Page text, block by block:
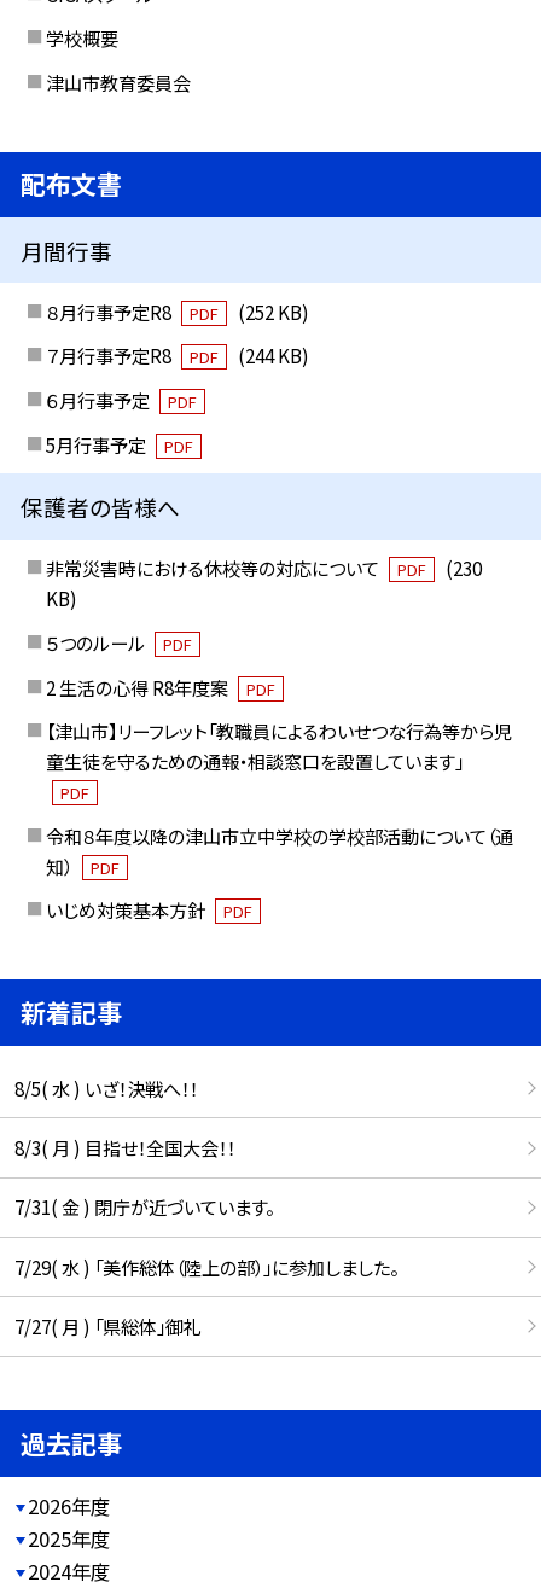
学校概要
津山市教育委員会
配布文書
月間行事
８月行事予定R8 PDF
(252 KB)
７月行事予定R8
PDF
(244 KB)
６月行事予定
PDF
5月行事予定 PDF
保護者の皆様へ
非常災害時における休校等の対応について PDF
(230
KB)
５つのルール
PDF
2 生活の心得 R8年度案 PDF
【津山市】リーフレット「教職員によるわいせつな行為等から児
童生徒を守るための通報・相談窓口を設置しています」
PDF
令和８年度以降の津山市立中学校の学校部活動について（通
知）
PDF
いじめ対策基本方針 PDF
新着記事
8/5( 水 ) いざ！決戦へ！！
8/3( 月 ) 目指せ！全国大会！！
7/31( 金 ) 閉庁が近づいています。
7/29( 水 ) 「美作総体（陸上の部）」に参加しました。
7/27( 月 ) 「県総体」御礼
過去記事
2026年度
2025年度
2024年度